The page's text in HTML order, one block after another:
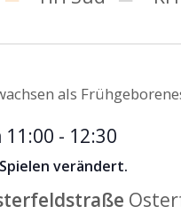
verändert.
11:00 - 12:30